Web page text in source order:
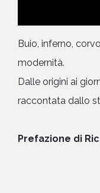
Buio, inferno,
modernità.
Dalle origini ai
raccontata dallo
Prefazione di